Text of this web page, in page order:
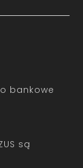
bankowe
są